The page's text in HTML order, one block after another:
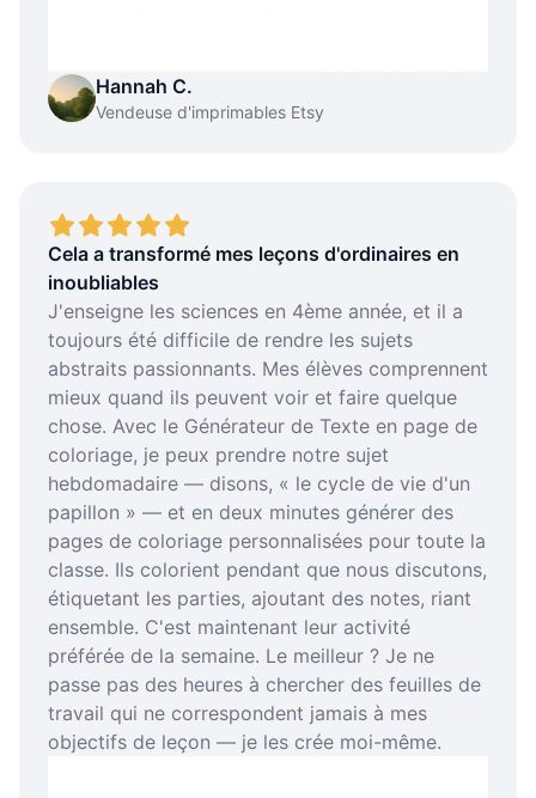
Hannah C.
Vendeuse d'imprimables Etsy
Cela a transformé mes leçons d'ordinaires en
inoubliables
J'enseigne les sciences en 4ème année, et il a
toujours été difficile de rendre les sujets
abstraits passionnants. Mes élèves comprennent
mieux quand ils peuvent voir et faire quelque
chose. Avec le Générateur de Texte en page de
coloriage, je peux prendre notre sujet
hebdomadaire — disons, « le cycle de vie d'un
papillon » — et en deux minutes générer des
pages de coloriage personnalisées pour toute la
classe. Ils colorient pendant que nous discutons,
étiquetant les parties, ajoutant des notes, riant
ensemble. C'est maintenant leur activité
préférée de la semaine. Le meilleur ? Je ne
passe pas des heures à chercher des feuilles de
travail qui ne correspondent jamais à mes
objectifs de leçon — je les crée moi-même.